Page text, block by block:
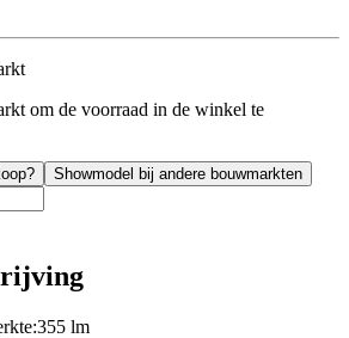
om de voorraad in de winkel te
Showmodel bij andere bouwmarkten
lm